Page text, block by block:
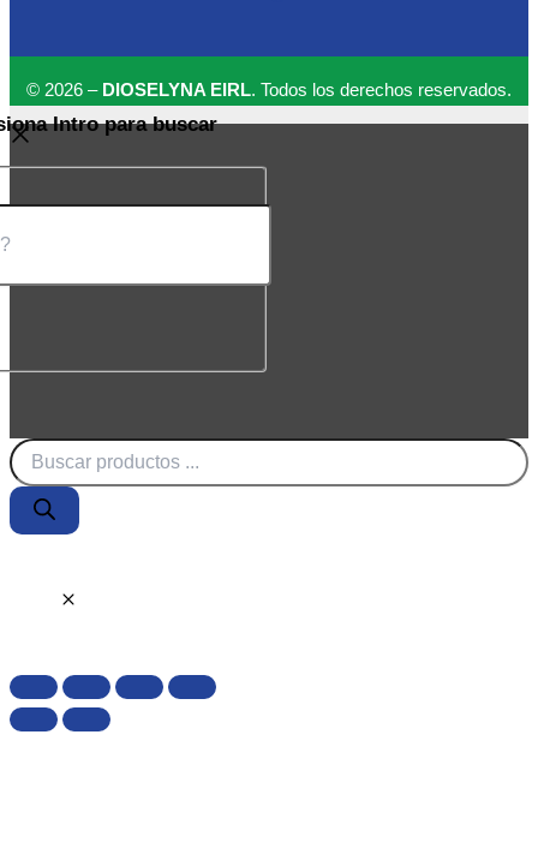
© 2026 – DIOSELYNA EIRL. Todos los derechos reservados.
Intro para buscar
Búsqueda
de
productos